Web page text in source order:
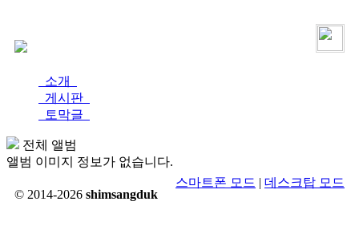
소개
게시판
토막글
전체 앨범
앨범 이미지 정보가 없습니다.
© 2014-2026 shimsangduk
스마트폰 모드 | 데스크탑 모드